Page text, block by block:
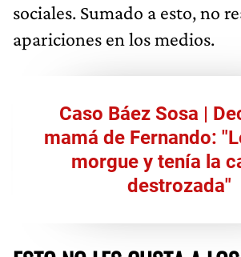
sociales. Sumado a esto, no
apariciones en los medios.
Caso Báez Sosa |
mamá de Fernando:
morgue y tenía la
destrozada"